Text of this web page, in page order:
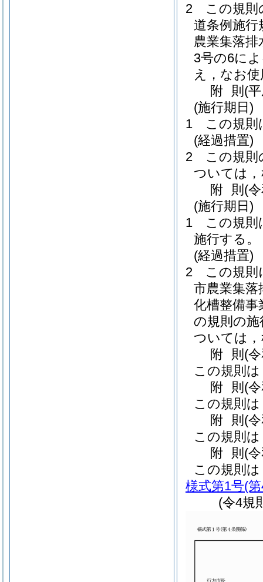
2
この規則
道条例施行
農業集落
3号の6に
え，なお
附 則 (
(施行期日)
1
この規則
(経過措置)
2
この規則
ついては
附 則 (
(施行期日)
1
この規則
施行する。
(経過措置)
2
この規則
市農業集落
化槽整備
の規則の
ついては
附 則 (
この規則
附 則 (
この規則
附 則 (
この規則
附 則 (
この規則
様式第1号(
(令4規